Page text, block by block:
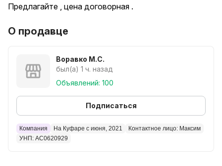
Предлагайте , цена договорная .
О продавце
Воравко М.С.
был(а) 1 ч. назад
Объявлений: 100
Подписаться
Компания На Куфаре с июня, 2021
Контактное лицо: Максим
УНП: AC0620929